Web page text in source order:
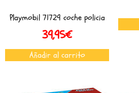
Playmobil 71729 coche policia
39,95€
Añadir al carrito